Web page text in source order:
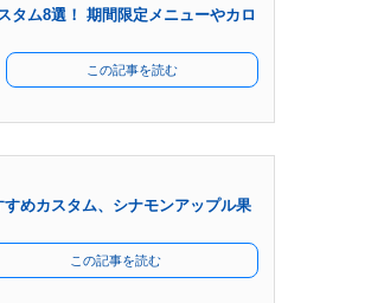
タム8選！ 期間限定メニューやカロ
この記事を読む
めカスタム、シナモンアップル果
この記事を読む